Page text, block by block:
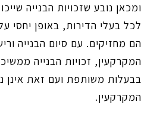
ומכאן נובע שזכויות הבנייה
לכל בעלי הדירות, באופן יחסי
הם מחזיקים. עם סיום הבנייה
המקרקעין, זכויות הבנייה
בבעלות משותפת ועם זאת אינן
המקרקעין.